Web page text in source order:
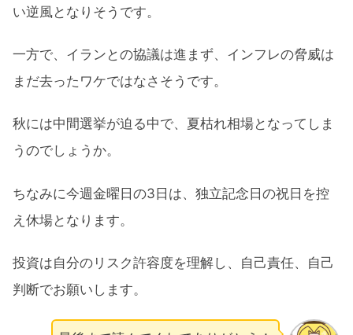
い逆風となりそうです。
一方で、イランとの協議は進まず、インフレの脅威は
まだ去ったワケではなさそうです。
秋には中間選挙が迫る中で、夏枯れ相場となってしま
うのでしょうか。
ちなみに今週金曜日の3日は、独立記念日の祝日を控
え休場となります。
投資は自分のリスク許容度を理解し、自己責任、自己
判断でお願いします。